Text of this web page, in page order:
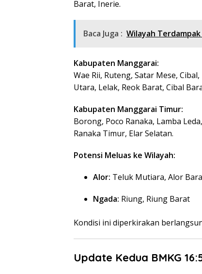
Barat, Inerie.
Baca Juga : Wilayah
Kabupaten Manggarai:
Wae Rii, Ruteng, Satar Mese,
Utara, Lelak, Reok Barat, Cibal
Kabupaten Manggarai Timur:
Borong, Poco Ranaka, Lamba
Ranaka Timur, Elar Selatan.
Potensi Meluas ke Wilayah:
Alor: Teluk Mutiara, Alor
Ngada: Riung, Riung Barat
Kondisi ini diperkirakan
Update Kedua BMKG